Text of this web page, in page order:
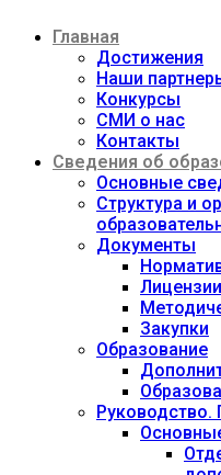
содержимому
Главная
Достижения
Наши
Конкурсы
СМИ о нас
Контакты
Сведения об
Основные
Структура и
Документы
Лицензии
Закупки
Образование
Руководство.